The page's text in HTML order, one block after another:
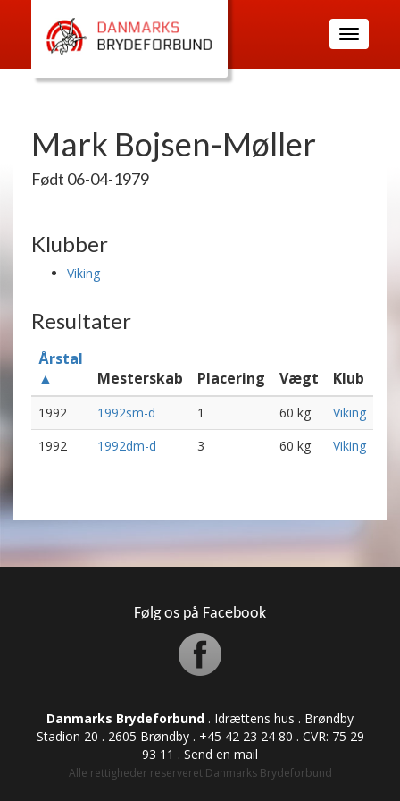
Toggle
navigation
Mark Bojsen-Møller
Født 06-04-1979
Klubber
Viking
Resultater
Årstal
▲
Mesterskab Placering Vægt Klub
1992 1992sm-d 1 60 kg
Viking
1992
1992dm-d 3 60 kg Viking
Følg os på Facebook
Danmarks Brydeforbund . Idrættens hus . Brøndby
Stadion 20 . 2605 Brøndby . +45 42 23 24 80 . CVR: ​​​​​​75 29
93 11 . Send en mail
Alle rettigheder reserveret Danmarks Brydeforbund